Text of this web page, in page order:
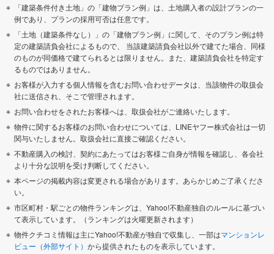
「建築条件付き土地」の「建物プラン例」は、土地購入者の設計プランの一
例であり、プランの採用可否は任意です。
「土地（建築条件なし）」の「建物プラン例」に関して、そのプラン例は特
定の建築請負会社によるもので、 当該建築請負会社以外で建てた場合、同様
のものが同価格で建てられるとは限りません。また、建築請負会社を特定す
るものではありません。
お客様が入力する個人情報を含むお問い合わせデータは、当該物件の取扱会
社に送信され、そこで管理されます。
お問い合わせをされたお客様へは、取扱会社がご連絡いたします。
物件に関するお客様のお問い合わせについては、LINEヤフー株式会社は一切
関与いたしません。取扱会社に直接ご確認ください。
不動産購入の検討、契約にあたってはお客様ご自身が情報を確認し、各会社
より十分な説明を受け判断してください。
本ページの掲載内容は変更される場合があります。あらかじめご了承くださ
い。
市区町村・駅ごとの物件ランキングは、Yahoo!不動産独自のルールに基づい
て表示しています。（ランキングは火曜更新されます）
物件クチコミ情報は主にYahoo!不動産が独自で収集し、一部はマンションレ
ビュー（外部サイト） から提供されたものを表示しています。